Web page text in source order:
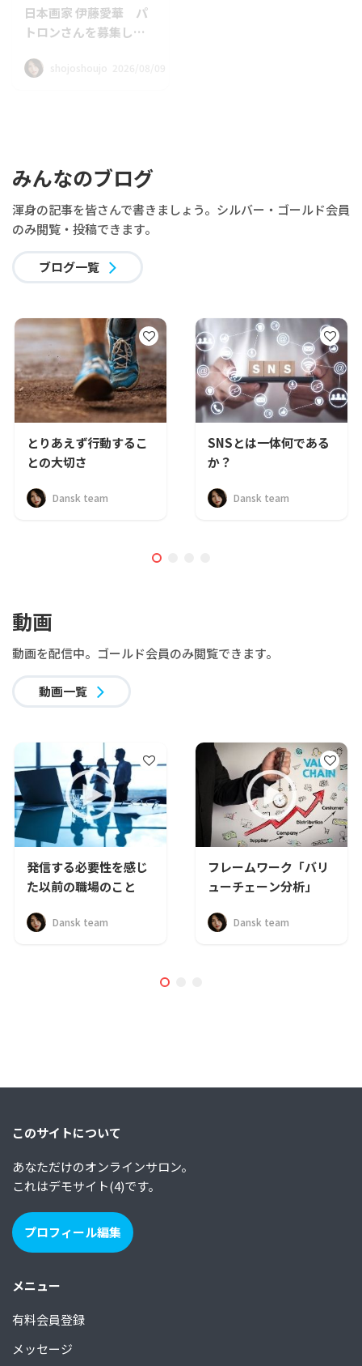
日本画家 伊藤愛華 パ
トロンさんを募集しま
みんなのブログ
渾身の記事を皆さんで書きましょう。シルバー・ゴールド会員
のみ閲覧・投稿できます。
ブログ一覧
とりあえず行動するこ
との大切さ
Dansk team
SNSとは一体何である
か？
Dansk team
動画
動画を配信中。ゴールド会員のみ閲覧できます。
動画一覧
発信する必要性を感じ
た以前の職場のこと
Dansk team
フレームワーク「バリ
ューチェーン分析」
Dansk team
このサイトについて
あなただけのオンラインサロン。
これはデモサイト(4)です。
プロフィール編集
メニュー
有料会員登録
メッセージ